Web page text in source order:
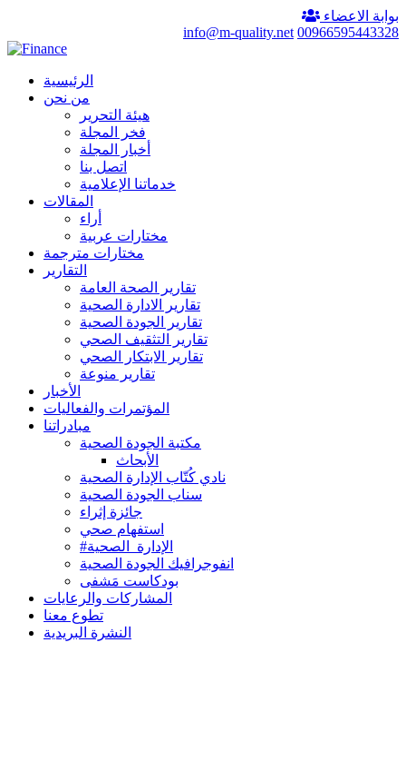
بوابة الاعضاء
00966595443328
info@m-quality.net
الرئيسية
من نحن
هيئة التحرير
فخر المجلة
أخبار المجلة
اتصل بنا
خدماتنا الإعلامية
المقالات
أراء
مختارات عربية
مختارات مترجمة
التقارير
تقارير الصحة العامة
تقارير الادارة الصحية
تقارير الجودة الصحية
تقارير التثقيف الصحي
تقارير الابتكار الصحي
تقارير منوعة
الأخبار
المؤتمرات والفعاليات
مبادراتنا
مكتبة الجودة الصحية
الأبحاث
نادي كُتّاب الإدارة الصحية
سناب الجودة الصحية
جائزة إثراء
استفهام صحي
#الإدارة_الصحية
انفوجرافيك الجودة الصحية
بودكاست مَشفى
المشاركات والرعايات
تطوع معنا
النشرة البريدية